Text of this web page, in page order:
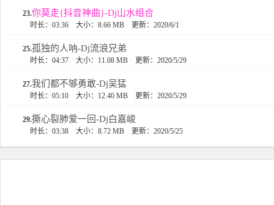
23.你莫走{抖音神曲}-Dj山水组合
时长：03:36 大小：8.66 MB 更新：2020/6/1
25.孤独的人呐-Dj流浪兄弟
时长：04:37 大小：11.08 MB 更新：2020/5/29
27.我们都不够勇敢-Dj吴猛
时长：05:10 大小：12.40 MB 更新：2020/5/29
29.撕心裂肺爱一回-Dj白嘉峻
时长：03:38 大小：8.72 MB 更新：2020/5/25